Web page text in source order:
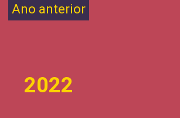
2022
Ano anterior